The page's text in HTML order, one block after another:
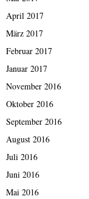
April 2017
März 2017
Februar 2017
Januar 2017
November 2016
Oktober 2016
September 2016
August 2016
Juli 2016
Juni 2016
Mai 2016